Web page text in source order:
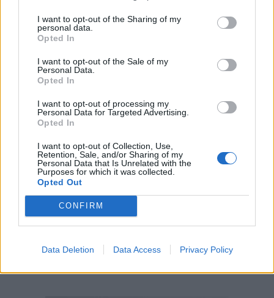
I want to opt-out of the Sharing of my
personal data.
Opted In
I want to opt-out of the Sale of my
Personal Data.
Opted In
I want to opt-out of processing my
Personal Data for Targeted Advertising.
Opted In
I want to opt-out of Collection, Use,
Retention, Sale, and/or Sharing of my
Personal Data that Is Unrelated with the
Purposes for which it was collected.
Opted Out
CONFIRM
Data Deletion Data Access Privacy Policy